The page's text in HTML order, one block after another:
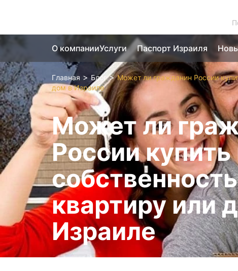
О компанииУслуги Паспорт Израиля
Главная > Блог > Может ли гражданин России
дом в Израиле
Может ли
России купить
собственность
квартиру или
Израиле